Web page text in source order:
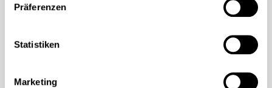
Präferenzen
Statistiken
Marketing